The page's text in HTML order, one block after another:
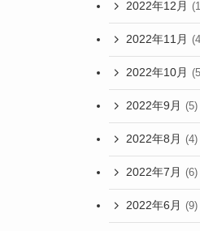
2022年12月
2022年11月
2022年10月
2022年9月 (5)
2022年8月 (4)
2022年7月 (6)
2022年6月 (9)